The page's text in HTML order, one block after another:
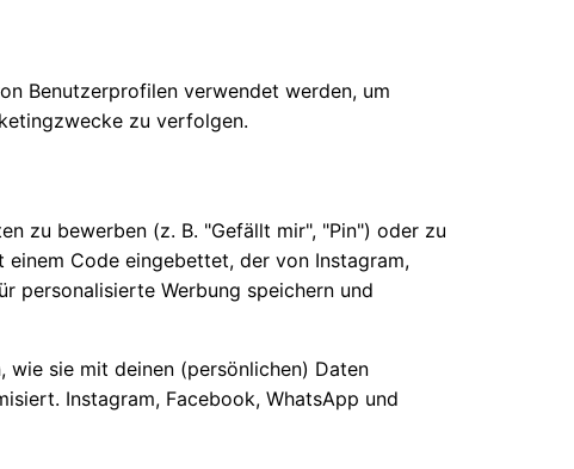
Benutzerprofilen verwendet werden, um
zu verfolgen.
zu bewerben (z. B. "Gefällt mir", "Pin") oder zu
Code eingebettet, der von Instagram,
personalisierte Werbung speichern und
sie mit deinen (persönlichen) Daten
Instagram, Facebook, WhatsApp und